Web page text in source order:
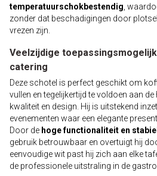
temperatuurschokbestendig ,
zonder dat beschadigingen door
vrezen zijn.
Veelzijdige
catering
Deze schotel is perfect geschikt om
vullen en tegelijkertijd te voldoen aan
kwaliteit en design. Hij is uitstekend
evenementen waar een elegante
Door de hoge functionaliteit en
gebruik betrouwbaar en overtuigt hij
eenvoudige wit past hij zich aan elke
de professionele uitstraling in de